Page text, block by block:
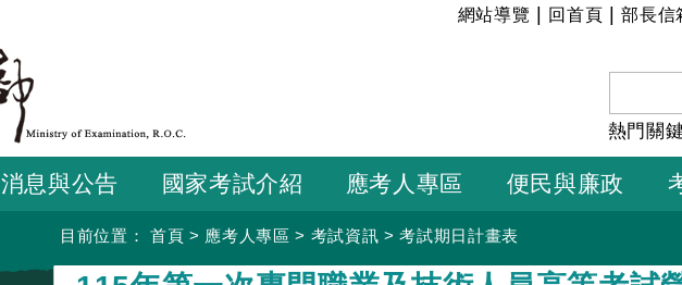
:::
網站導覽 回首頁 |部長信
熱門關
消息與公告 國家考試介紹 應考人專區 便民與廉政
目前位置： 首頁 > 應考人專區 > 考試資訊 >考試期日計畫表
:::